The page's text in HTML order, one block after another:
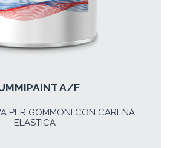
A/F
PER GOMMONI CON CARENA
ELASTICA